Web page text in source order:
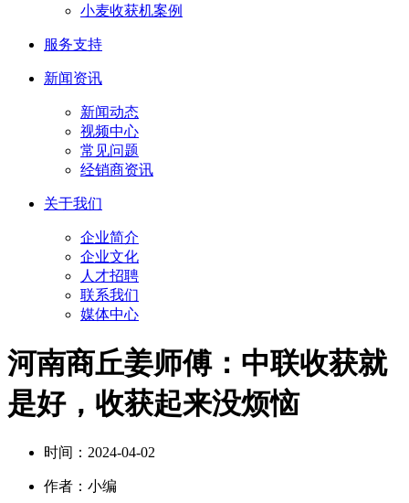
小麦收获机案例
服务支持
新闻资讯
新闻动态
视频中心
常见问题
经销商资讯
关于我们
企业简介
企业文化
人才招聘
联系我们
媒体中心
河南商丘姜师傅：中联收获就
是好，收获起来没烦恼
时间： 2024-04-02
作者： 小编